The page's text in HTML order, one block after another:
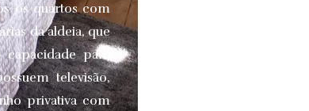
os quartos com
da aldeia, que
para
televisão,
privativa com